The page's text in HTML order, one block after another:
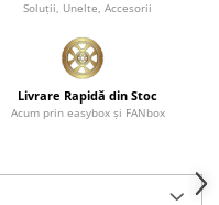
Soluţii, Unelte, Accesorii
Livrare Rapidă din Stoc
Acum prin easybox şi FANbox